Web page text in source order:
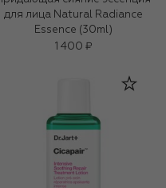
для лица Natural Radiance
Essence (30ml)
1 400 ₽